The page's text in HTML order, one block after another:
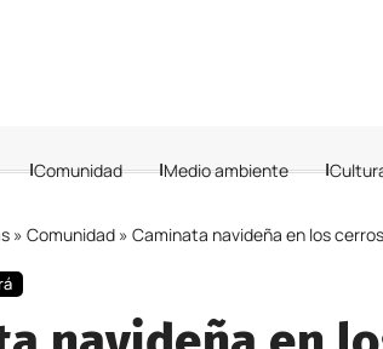
Comunidad Medio ambiente
» Comunidad » Caminata navideña en los